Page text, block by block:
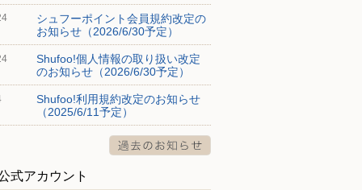
シュフーポイント会員規約改定の
お知らせ（2026/6/30予定）
Shufoo!個人情報の取り扱い改定
のお知らせ（2026/6/30予定）
Shufoo!利用規約改定のお知らせ
（2025/6/11予定）
式アカウント